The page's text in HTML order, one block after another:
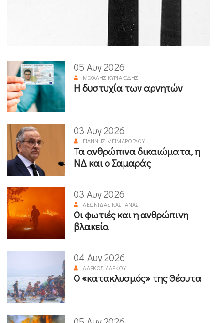
05 Αυγ 2026
ΜΙΧΆΛΗΣ ΚΥΡΙΑΚΊΔΗΣ
Η δυστυχία των αρνητών
03 Αυγ 2026
ΓΙΆΝΝΗΣ ΜΕΪΜΆΡΟΓΛΟΥ
Τα ανθρώπινα δικαιώματα, η
ΝΔ και ο Σαμαράς
03 Αυγ 2026
ΛΕΩΝΊΔΑΣ ΚΑΣΤΑΝΆΣ
Οι φωτιές και η ανθρώπινη
βλακεία
04 Αυγ 2026
ΛΆΡΚΟΣ ΛΆΡΚΟΥ
Ο «κατακλυσμός» της Θέουτα